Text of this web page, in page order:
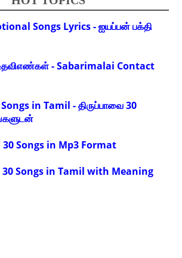
Songs Lyrics - ஐயப்பன் பக்தி
- Sabarimalai Contact
in Tamil - திருப்பாவை 30
Songs in Mp3 Format
Songs in Tamil with Meaning